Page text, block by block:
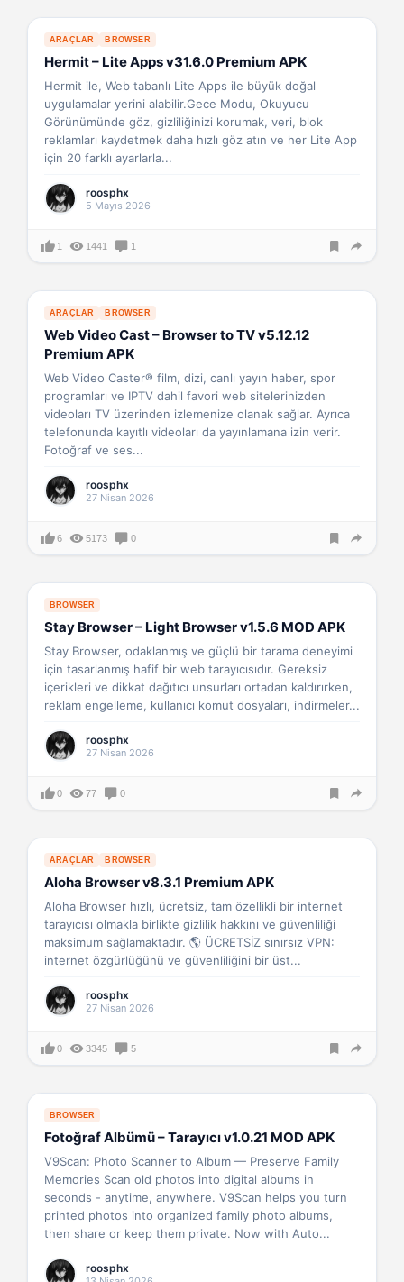
ARAÇLAR BROWSER
Hermit – Lite Apps v31.6.0 Premium APK
Hermit ile, Web tabanlı Lite Apps ile büyük doğal
uygulamalar yerini alabilir.Gece Modu, Okuyucu
Görünümünde göz, gizliliğinizi korumak, veri, blok
reklamları kaydetmek daha hızlı göz atın ve her Lite App
için 20 farklı ayarlarla...
roosphx
5 Mayıs 2026
1 1441 1
ARAÇLAR BROWSER
Web Video Cast – Browser to TV v5.12.12
Premium APK
Web Video Caster® film, dizi, canlı yayın haber, spor
programları ve IPTV dahil favori web sitelerinizden
videoları TV üzerinden izlemenize olanak sağlar. Ayrıca
telefonunda kayıtlı videoları da yayınlamana izin verir.
Fotoğraf ve ses...
roosphx
27 Nisan 2026
6 5173 0
BROWSER
Stay Browser – Light Browser v1.5.6 MOD APK
Stay Browser, odaklanmış ve güçlü bir tarama deneyimi
için tasarlanmış hafif bir web tarayıcısıdır. Gereksiz
içerikleri ve dikkat dağıtıcı unsurları ortadan kaldırırken,
reklam engelleme, kullanıcı komut dosyaları, indirmeler...
roosphx
27 Nisan 2026
0 77 0
ARAÇLAR BROWSER
Aloha Browser v8.3.1 Premium APK
Aloha Browser hızlı, ücretsiz, tam özellikli bir internet
tarayıcısı olmakla birlikte gizlilik hakkını ve güvenliliği
maksimum sağlamaktadır. 🌎 ÜCRETSİZ sınırsız VPN:
internet özgürlüğünü ve güvenliliğini bir üst...
roosphx
27 Nisan 2026
0 3345 5
BROWSER
Fotoğraf Albümü – Tarayıcı v1.0.21 MOD APK
V9Scan: Photo Scanner to Album — Preserve Family
Memories Scan old photos into digital albums in
seconds - anytime, anywhere. V9Scan helps you turn
printed photos into organized family photo albums,
then share or keep them private. Now with Auto...
roosphx